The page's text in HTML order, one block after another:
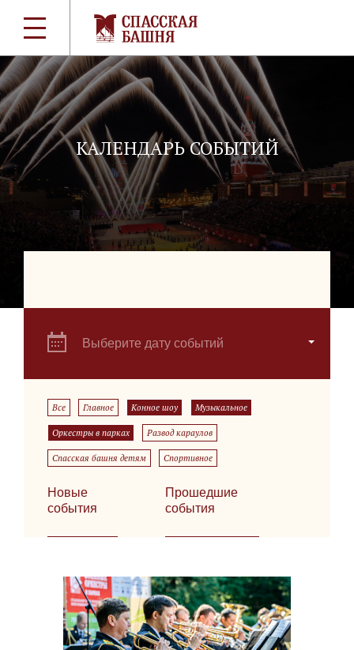
КАЛЕНДАРЬ СОБЫТИЙ
Выберите дату событий
Все Главное Конное шоу Музыкальное
Оркестры в парках Развод караулов
Спасская башня детям Спортивное
Новые
события
Прошедшие
события